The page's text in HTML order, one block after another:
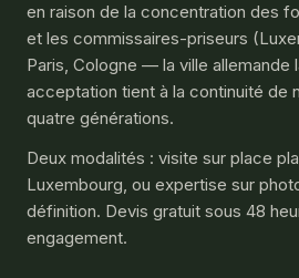
en raison de la concentration des
et les commissaires-priseurs
Paris, Cologne — la ville allemande
acceptation tient à la continuité de
quatre générations.
Deux modalités : visite sur place
Luxembourg, ou expertise sur
définition. Devis gratuit sous 48
engagement.